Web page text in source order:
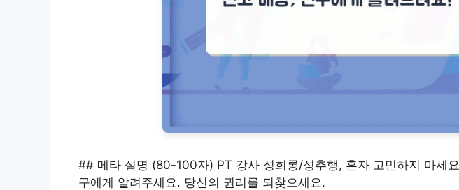
## 메타 설명 (80-100자) PT 강사 성희롱/성추행, 혼자 고민하지 마세
구에게 알려주세요. 당신의 권리를 되찾으세요.